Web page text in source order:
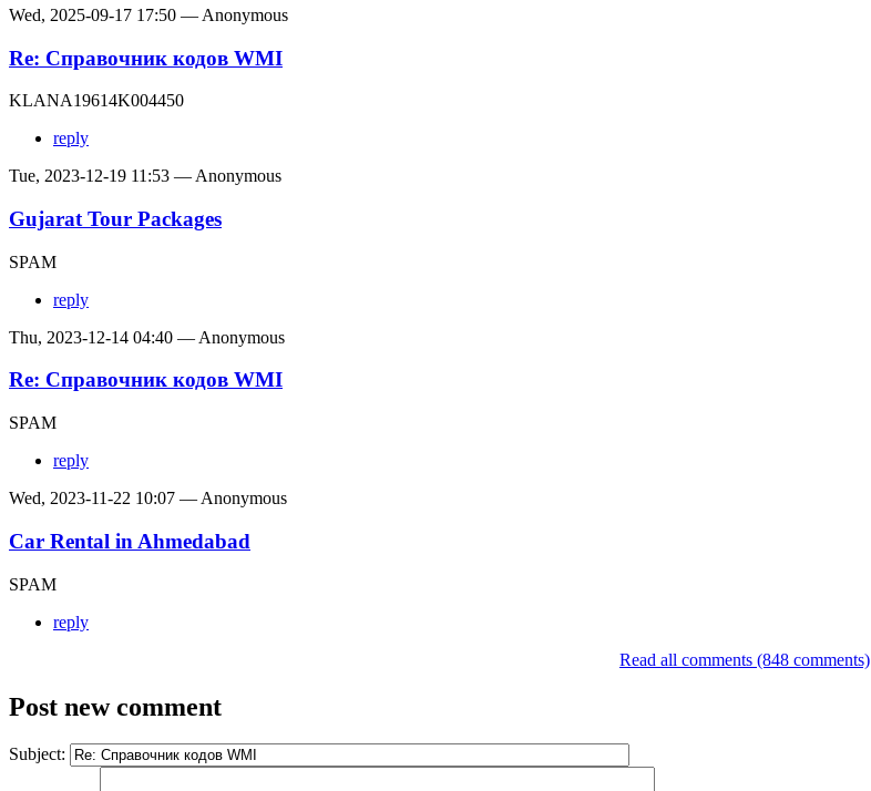
Wed, 2025-09-17 17:50 — Anonymous
Re: Справочник кодов WMI
KLANA19614K004450
reply
Tue, 2023-12-19 11:53 — Anonymous
Gujarat Tour Packages
SPAM
reply
Thu, 2023-12-14 04:40 — Anonymous
Re: Справочник кодов WMI
SPAM
reply
Wed, 2023-11-22 10:07 — Anonymous
Car Rental in Ahmedabad
SPAM
reply
Read all comments (848 comments)
Post new comment
Subject: